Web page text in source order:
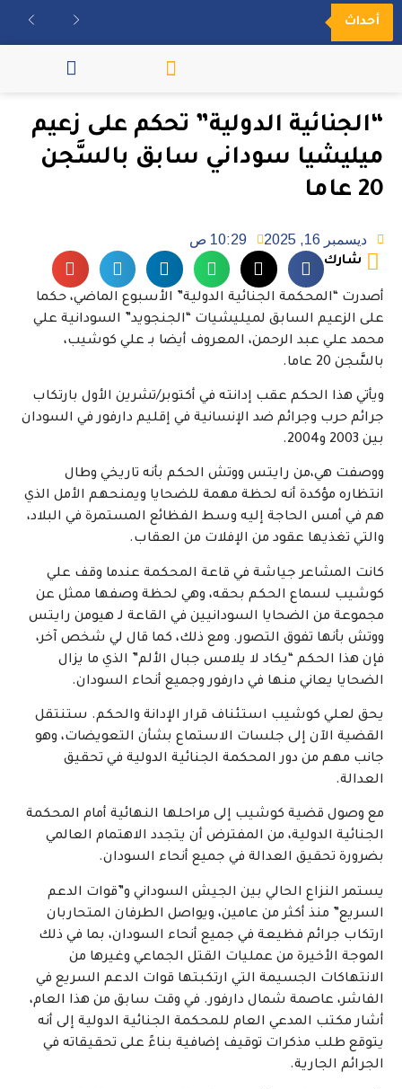
أحداث
“الجنائية الدولية” تحكم على زعيم
ميليشيا سوداني سابق بالسَّجن
20 عاما
ديسمبر 16, 2025 10:29 ص
شارك
أصدرت “المحكمة الجنائية الدولية” الأسبوع الماضي، حكما
على الزعيم السابق لميليشيات “الجنجويد” السودانية علي
محمد علي عبد الرحمن، المعروف أيضا بـ علي كوشيب،
بالسَّجن 20 عاما.
ويأتي هذا الحكم عقب إدانته في أكتوبر/تشرين الأول بارتكاب
جرائم حرب وجرائم ضد الإنسانية في إقليم دارفور في السودان
بين 2003 و2004.
ووصفت هي،من رايتس ووتش الحكم بأنه تاريخي وطال
انتظاره مؤكدة أنه لحظة مهمة للضحايا ويمنحهم الأمل الذي
هم في أمس الحاجة إليه وسط الفظائع المستمرة في البلاد،
والتي تغذيها عقود من الإفلات من العقاب.
كانت المشاعر جياشة في قاعة المحكمة عندما وقف علي
كوشيب لسماع الحكم بحقه، وهي لحظة وصفها ممثل عن
مجموعة من الضحايا السودانيين في القاعة لـ هيومن رايتس
ووتش بأنها تفوق التصور. ومع ذلك، كما قال لي شخص آخر،
فإن هذا الحكم “يكاد لا يلامس جبال الألم” الذي ما يزال
الضحايا يعاني منها في دارفور وجميع أنحاء السودان.
يحق لعلي كوشيب استئناف قرار الإدانة والحكم. ستنتقل
القضية الآن إلى جلسات الاستماع بشأن التعويضات، وهو
جانب مهم من دور المحكمة الجنائية الدولية في تحقيق
العدالة.
مع وصول قضية كوشيب إلى مراحلها النهائية أمام المحكمة
الجنائية الدولية، من المفترض أن يتجدد الاهتمام العالمي
بضرورة تحقيق العدالة في جميع أنحاء السودان.
يستمر النزاع الحالي بين الجيش السوداني و”قوات الدعم
السريع” منذ أكثر من عامين، ويواصل الطرفان المتحاربان
ارتكاب جرائم فظيعة في جميع أنحاء السودان، بما في ذلك
الموجة الأخيرة من عمليات القتل الجماعي وغيرها من
الانتهاكات الجسيمة التي ارتكبتها قوات الدعم السريع في
الفاشر، عاصمة شمال دارفور. في وقت سابق من هذا العام،
أشار مكتب المدعي العام للمحكمة الجنائية الدولية إلى أنه
يتوقع طلب مذكرات توقيف إضافية بناءً على تحقيقاته في
الجرائم الجارية.